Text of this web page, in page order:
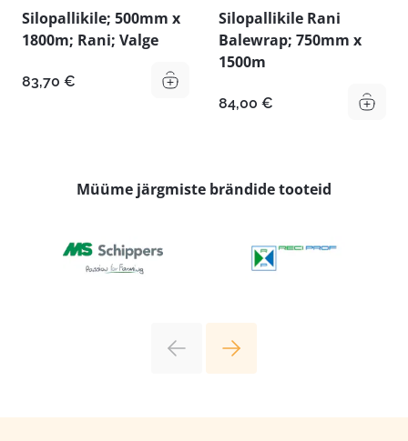
Silopallikile; 500mm x
1800m; Rani; Valge
83,70 €
Silopallikile Rani
Balewrap; 750mm x
1500m
84,00 €
Müüme järgmiste brändide tooteid